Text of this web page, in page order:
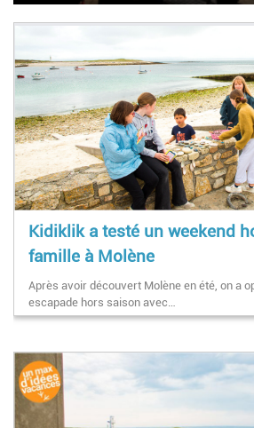
Kidiklik a testé un weekend
famille à Molène
Après avoir découvert Molène en été, on a
escapade hors saison avec…